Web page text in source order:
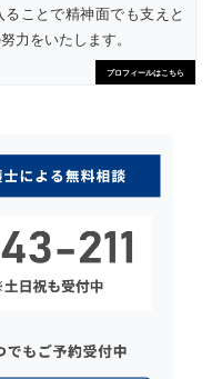
ことで精神面でも支えと
力をいたします。
プロフィールはこちら